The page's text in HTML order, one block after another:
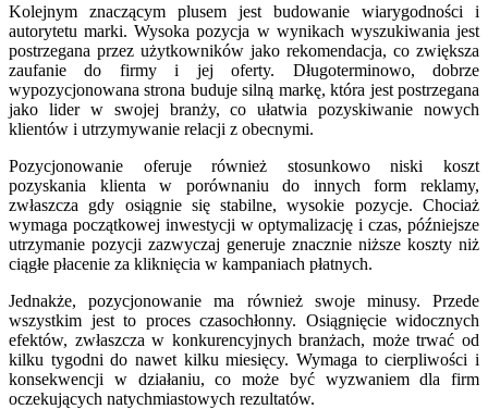
Kolejnym znaczącym plusem jest budowanie wiarygodności i
autorytetu marki. Wysoka pozycja w wynikach wyszukiwania jest
postrzegana przez użytkowników jako rekomendacja, co zwiększa
zaufanie do firmy i jej oferty. Długoterminowo, dobrze
wypozycjonowana strona buduje silną markę, która jest postrzegana
jako lider w swojej branży, co ułatwia pozyskiwanie nowych
klientów i utrzymywanie relacji z obecnymi.
Pozycjonowanie oferuje również stosunkowo niski koszt
pozyskania klienta w porównaniu do innych form reklamy,
zwłaszcza gdy osiągnie się stabilne, wysokie pozycje. Chociaż
wymaga początkowej inwestycji w optymalizację i czas, późniejsze
utrzymanie pozycji zazwyczaj generuje znacznie niższe koszty niż
ciągłe płacenie za kliknięcia w kampaniach płatnych.
Jednakże, pozycjonowanie ma również swoje minusy. Przede
wszystkim jest to proces czasochłonny. Osiągnięcie widocznych
efektów, zwłaszcza w konkurencyjnych branżach, może trwać od
kilku tygodni do nawet kilku miesięcy. Wymaga to cierpliwości i
konsekwencji w działaniu, co może być wyzwaniem dla firm
oczekujących natychmiastowych rezultatów.